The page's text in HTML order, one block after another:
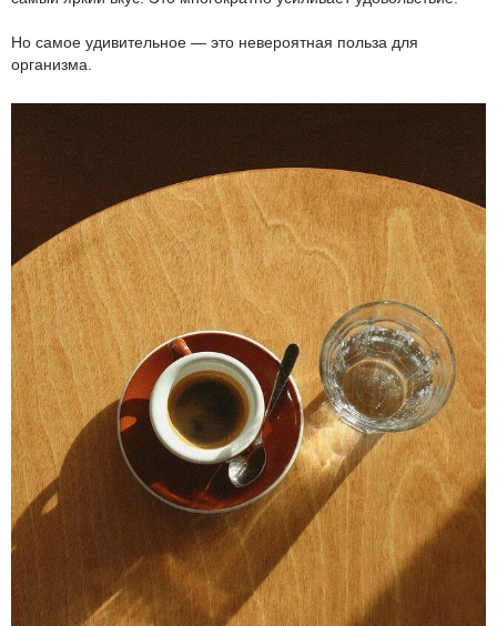
Но самое удивительное — это невероятная польза для
организма.